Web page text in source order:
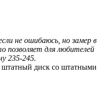
не ошибаюсь, но замер в
позволяет для любителей
235-245.
диск со штатными